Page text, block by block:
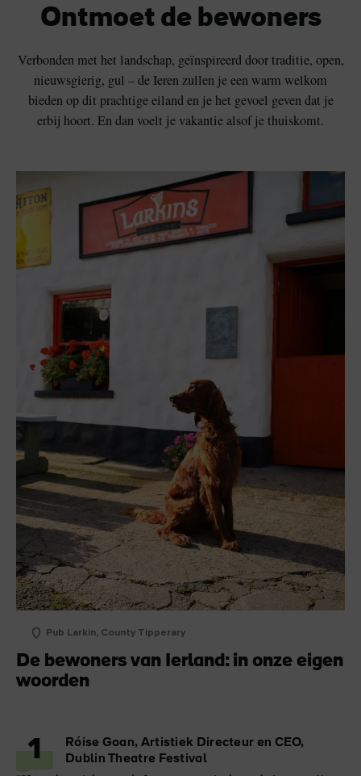
Ontmoet de bewoners
Verbonden met het landschap, geïnspireerd door traditie, open,
nieuwsgierig, gul – de Ieren zullen je een warm welkom
bieden op dit prachtige eiland en je het gevoel geven dat je
erbij hoort. En dan voelt je vakantie alsof je thuiskomt.
Pub Larkin, County Tipperary
De bewoners van Ierland: in onze eigen
woorden
1
Róise Goan, Artistiek Directeur en CEO,
Dublin Theatre Festival